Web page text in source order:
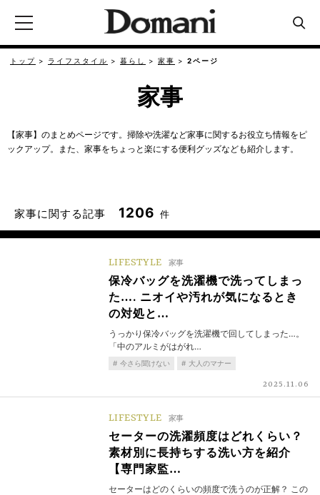
トップ ライフスタイル 暮らし 家事 2ページ
家事
【家事】のまとめページです。掃除や洗濯など家事に関するお役立ち情報をピ
ックアップ。また、家事をちょっと楽にする便利グッズなども紹介します。
家事に関する記事 1206 件
LIFESTYLE 家事
保冷バッグを洗濯機で洗ってしまっ
た…. ニオイや汚れが気になるとき
の対処と…
うっかり保冷バッグを洗濯機で回してしまった…。
「中のアルミがはがれ…
今さら聞けない 大人のマナー
2025.11.06
LIFESTYLE 家事
セーターの洗濯頻度はどれくらい？
素材別に長持ちする洗い方を紹介
【専門家監…
セーターはどのくらいの頻度で洗うのが正解？ この